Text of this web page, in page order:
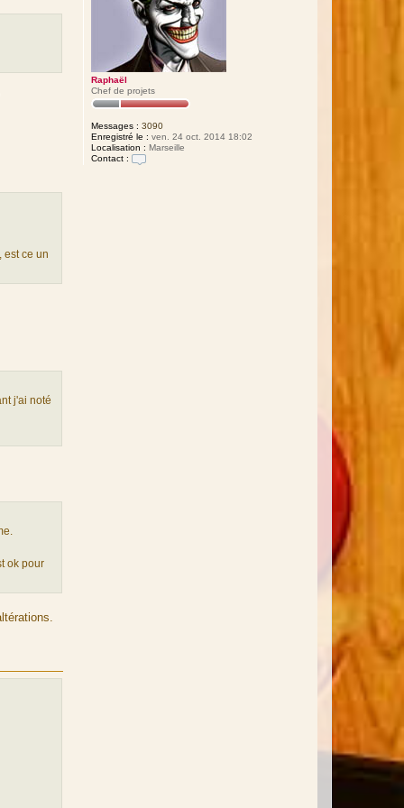
Raphaël
Chef de projets
Messages : 3090
Enregistré le : ven. 24 oct. 2014 18:02
Localisation : Marseille
Contact :
est ce un
j'ai noté
ok pour